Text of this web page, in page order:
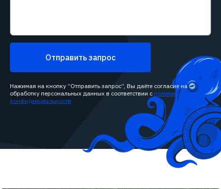
Отправить запрос
Нажимая на кнопку “Отправить запрос”, Вы даёте согласие на
обработку персональных данных в соответствии с политикой
конфиденциальности